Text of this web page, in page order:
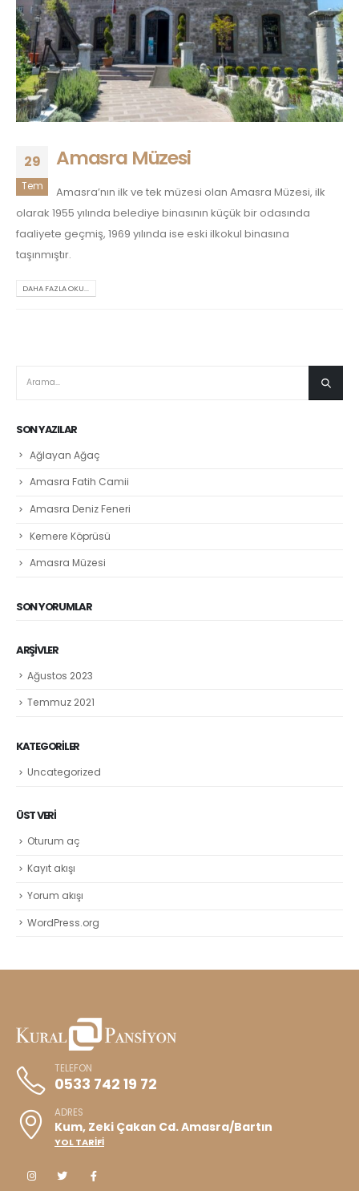
29
Tem
Amasra Müzesi
Amasra’nın ilk ve tek müzesi olan Amasra Müzesi, ilk
olarak 1955 yılında belediye binasının küçük bir odasında
faaliyete geçmiş, 1969 yılında ise eski ilkokul binasına
taşınmıştır.
DAHA FAZLA OKU...
SON YAZILAR
Ağlayan Ağaç
Amasra Fatih Camii
Amasra Deniz Feneri
Kemere Köprüsü
Amasra Müzesi
SON YORUMLAR
ARŞIVLER
Ağustos 2023
Temmuz 2021
KATEGORILER
Uncategorized
ÜST VERI
Oturum aç
Kayıt akışı
Yorum akışı
WordPress.org
TELEFON
0533 742 19 72
ADRES
Kum, Zeki Çakan Cd. Amasra/Bartın
YOL TARİFİ